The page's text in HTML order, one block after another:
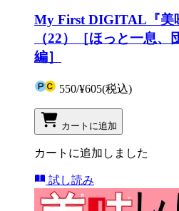
My First DIGITAL『美
（22）［ほっと一息
編］
550/¥605(税込)
カートに追加
カートに追加しました
試し読み